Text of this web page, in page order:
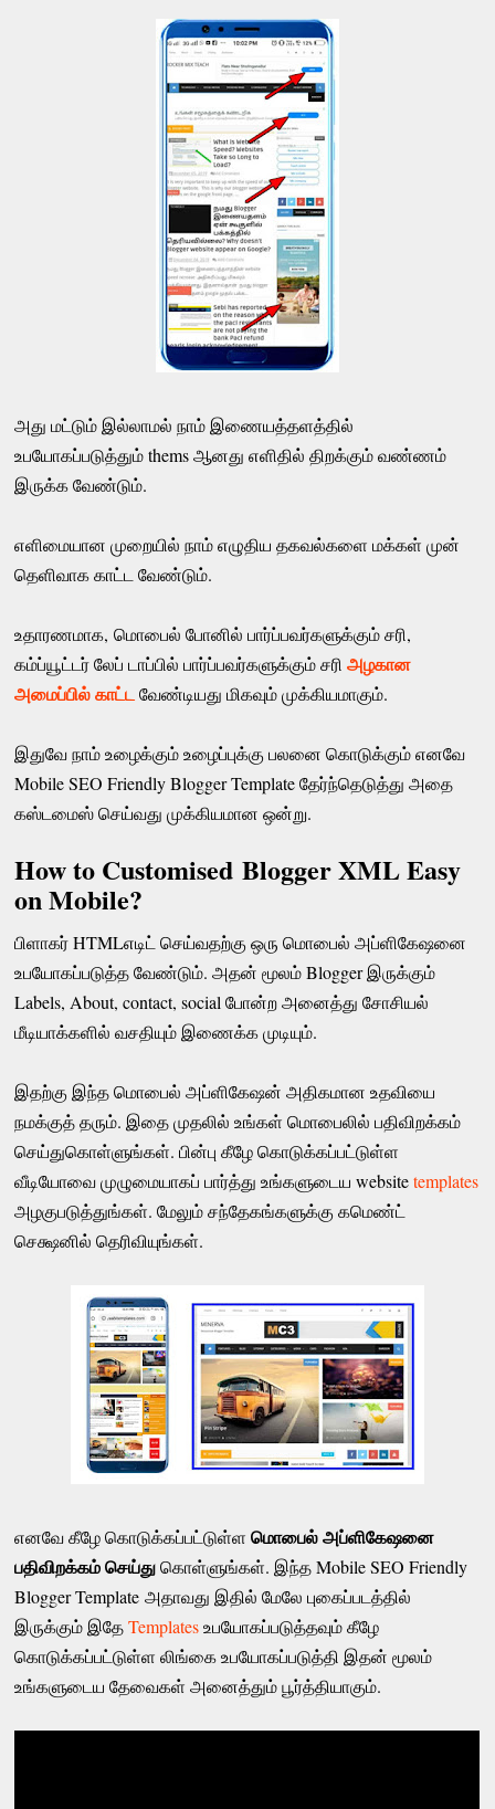
அது மட்டும் இல்லாமல் நாம் இணையத்தளத்தில்
உபயோகப்படுத்தும் thems ஆனது எளிதில் திறக்கும் வண்ணம்
இருக்க வேண்டும்.
எளிமையான முறையில் நாம் எழுதிய தகவல்களை மக்கள் முன்
தெளிவாக காட்ட வேண்டும்.
உதாரணமாக, மொபைல் போனில் பார்ப்பவர்களுக்கும் சரி,
கம்ப்யூட்டர் லேப் டாப்பில் பார்ப்பவர்களுக்கும் சரிஅழகான
அமைப்பில் காட்டவேண்டியது மிகவும் முக்கியமாகும்.
இதுவே நாம் உழைக்கும் உழைப்புக்கு பலனை கொடுக்கும் எனவே
Mobile SEO Friendly Blogger Template தேர்ந்தெடுத்து அதை
கஸ்டமைஸ் செய்வது முக்கியமான ஒன்று.
How to Customised Blogger XML Easy
on Mobile?
பிளாகர் HTMLஎடிட் செய்வதற்கு ஒரு மொபைல் அப்ளிகேஷனை
உபயோகப்படுத்த வேண்டும். அதன் மூலம் Blogger இருக்கும்
Labels, About, contact, social போன்ற அனைத்து சோசியல்
மீடியாக்களில் வசதியும் இணைக்க முடியும்.
இதற்கு இந்த மொபைல் அப்ளிகேஷன் அதிகமான உதவியை
நமக்குத் தரும். இதை முதலில் உங்கள் மொபைலில் பதிவிறக்கம்
செய்துகொள்ளுங்கள். பின்பு கீழே கொடுக்கப்பட்டுள்ள
வீடியோவை முழுமையாகப் பார்த்து உங்களுடைய websitetemplates
அழகுபடுத்துங்கள். மேலும் சந்தேகங்களுக்கு கமெண்ட்
செக்ஷனில் தெரிவியுங்கள்.
எனவே கீழே கொடுக்கப்பட்டுள்ளமொபைல் அப்ளிகேஷனை
பதிவிறக்கம் செய்துகொள்ளுங்கள். இந்த Mobile SEO Friendly
Blogger Template அதாவது இதில் மேலே புகைப்படத்தில்
இருக்கும் இதேTemplatesஉபயோகப்படுத்தவும் கீழே
கொடுக்கப்பட்டுள்ள லிங்கை உபயோகப்படுத்தி இதன் மூலம்
உங்களுடைய தேவைகள் அனைத்தும் பூர்த்தியாகும்.